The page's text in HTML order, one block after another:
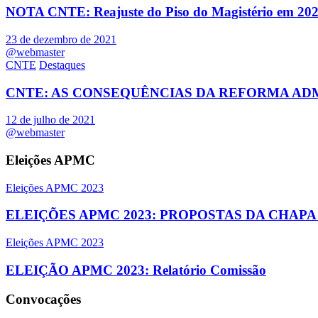
NOTA CNTE: Reajuste do Piso do Magistério em
23 de dezembro de 2021
@webmaster
CNTE Destaques
CNTE: AS CONSEQUÊNCIAS DA REFORMA
12 de julho de 2021
@webmaster
Eleições APMC
Eleições APMC 2023
ELEIÇÕES APMC 2023: PROPOSTAS DA
Eleições APMC 2023
ELEIÇÃO APMC 2023: Relatório Comissão
Convocações